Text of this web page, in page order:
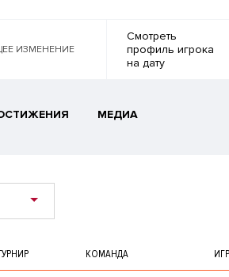
ИЗМЕНЕНИЕ
Смотреть
профиль игрока
на дату
МЕДИА
КОМАНДА